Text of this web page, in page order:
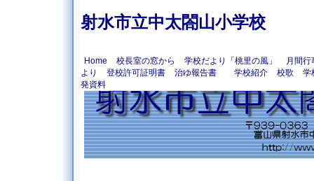
射水市立中太閤山小学校
Home 校長室の窓から 学校だより「桃里の風」
月間行
より
登校許可証明書 治ゆ報告書 学校紹介 校歌
学
発資料